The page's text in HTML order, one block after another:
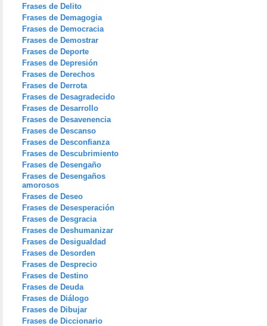
Frases de Delito
Frases de Demagogia
Frases de Democracia
Frases de Demostrar
Frases de Deporte
Frases de Depresión
Frases de Derechos
Frases de Derrota
Frases de Desagradecido
Frases de Desarrollo
Frases de Desavenencia
Frases de Descanso
Frases de Desconfianza
Frases de Descubrimiento
Frases de Desengaño
Frases de Desengaños
amorosos
Frases de Deseo
Frases de Desesperación
Frases de Desgracia
Frases de Deshumanizar
Frases de Desigualdad
Frases de Desorden
Frases de Desprecio
Frases de Destino
Frases de Deuda
Frases de Diálogo
Frases de Dibujar
Frases de Diccionario